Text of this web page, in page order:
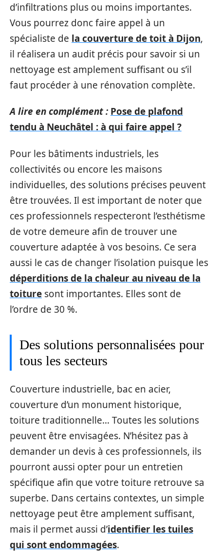
d’infiltrations plus ou moins importantes.
Vous pourrez donc faire appel à un
spécialiste de la couverture de toit à Dijon,
il réalisera un audit précis pour savoir si un
nettoyage est amplement suffisant ou s’il
faut procéder à une rénovation complète.
A lire en complément : Pose de plafond
tendu à Neuchâtel : à qui faire appel ?
Pour les bâtiments industriels, les
collectivités ou encore les maisons
individuelles, des solutions précises peuvent
être trouvées. Il est important de noter que
ces professionnels respecteront l’esthétisme
de votre demeure afin de trouver une
couverture adaptée à vos besoins. Ce sera
aussi le cas de changer l’isolation puisque les
déperditions de la chaleur au niveau de la
toiture sont importantes. Elles sont de
l’ordre de 30 %.
Des solutions personnalisées pour
tous les secteurs
Couverture industrielle, bac en acier,
couverture d’un monument historique,
toiture traditionnelle… Toutes les solutions
peuvent être envisagées. N’hésitez pas à
demander un devis à ces professionnels, ils
pourront aussi opter pour un entretien
spécifique afin que votre toiture retrouve sa
superbe. Dans certains contextes, un simple
nettoyage peut être amplement suffisant,
mais il permet aussi d’identifier les tuiles
qui sont endommagées.